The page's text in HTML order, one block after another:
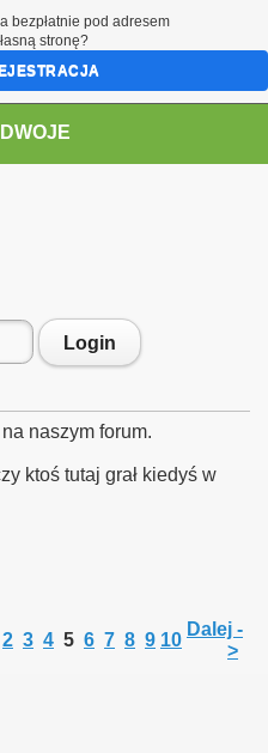
Login
naszym forum.
ktoś tutaj grał kiedyś w
2 3 4 5 6 7 8 9 10
Dalej -
>
bezpłatnie pod adresem
stronę?